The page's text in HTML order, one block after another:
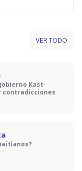
VER TODO
Kast-
contradicciones